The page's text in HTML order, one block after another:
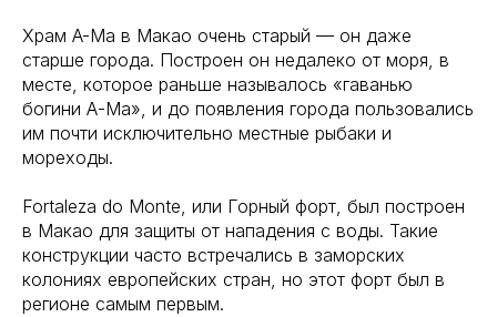
Храм A-Ma в Макао очень старый — он даже
старше города. Построен он недалеко от моря, в
месте, которое раньше называлось «гаванью
богини А-Ма», и до появления города пользовались
им почти исключительно местные рыбаки и
мореходы.
Fortaleza do Monte, или Горный форт, был построен
в Макао для защиты от нападения с воды. Такие
конструкции часто встречались в заморских
колониях европейских стран, но этот форт был в
регионе самым первым.